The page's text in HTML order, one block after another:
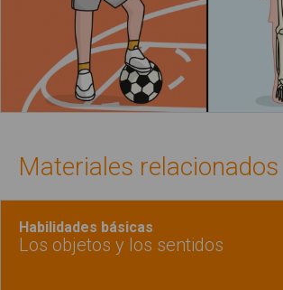
Materiales relacionados
Habilidades básicas
Los objetos y los sentidos